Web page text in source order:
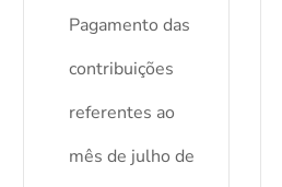
Pagamento das
contribuições
referentes ao
mês de julho de